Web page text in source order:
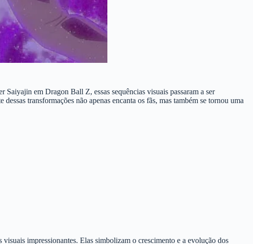
em Dragon Ball Z, essas sequências visuais passaram a ser
transformações não apenas encanta os fãs, mas também se tornou uma
visuais impressionantes. Elas simbolizam o crescimento e a evolução dos